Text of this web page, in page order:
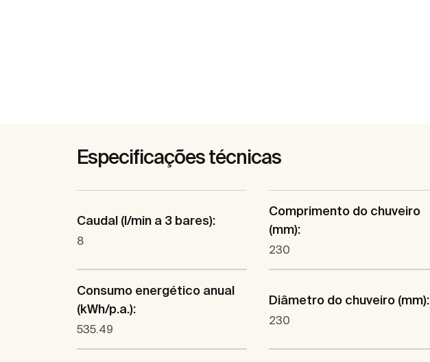
Especificações técnicas
Caudal (l/min a 3 bares):
8
Comprimento do chuveiro
(mm):
230
Consumo energético anual
(kWh/p.a.):
535.49
Diâmetro do chuveiro (mm):
230